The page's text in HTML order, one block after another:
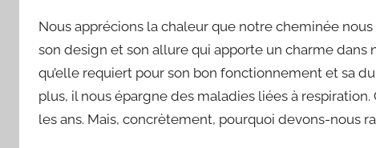
Nous apprécions la chaleur que notre cheminée
son design et son allure qui apporte un charme dans
qu’elle requiert pour son bon fonctionnement et sa
plus, il nous épargne des maladies liées à
les ans. Mais, concrètement, pourquoi devons-nous